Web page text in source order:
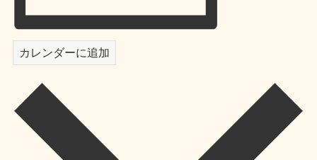
カレンダーに追加